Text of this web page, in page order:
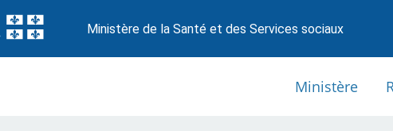
Ministère de la Santé et des Services sociaux
Ministère